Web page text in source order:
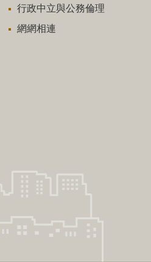
行政中立與公務倫理
網網相連